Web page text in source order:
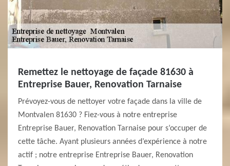
Remettez le nettoyage de façade 81630 à
Entreprise Bauer, Renovation Tarnaise
Prévoyez-vous de nettoyer votre façade dans la ville de
Montvalen 81630 ? Fiez-vous à notre entreprise
Entreprise Bauer, Renovation Tarnaise pour s’occuper de
cette tâche. Ayant plusieurs années d’expérience à notre
actif ; notre entreprise Entreprise Bauer, Renovation